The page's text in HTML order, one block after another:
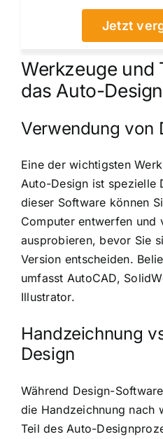
Jetzt
Werkzeuge und
das Auto-Design
Verwendung von
Eine der wichtigsten
Auto-Design ist spezielle
dieser Software können
Computer entwerfen und
ausprobieren, bevor Sie
Version entscheiden.
umfasst AutoCAD,
Illustrator.
Handzeichnung
Design
Während Design-
die Handzeichnung nach
Teil des Auto-